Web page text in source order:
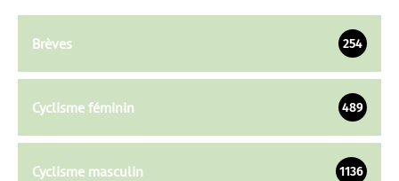
Brèves 254
Cyclisme féminin 489
Cyclisme masculin 1136